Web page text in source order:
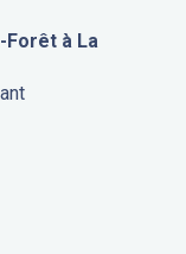
Forêt à La